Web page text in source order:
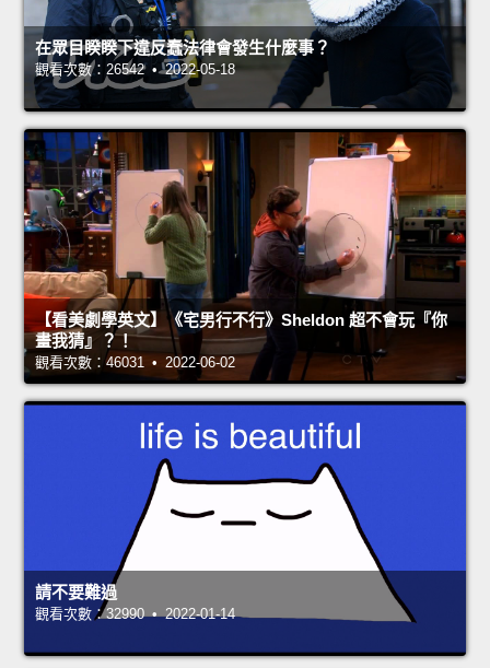
在眾目睽睽下違反蠢法律會發生什麼事？
觀看次數：26542 • 2022-05-18
【看美劇學英文】《宅男行不行》Sheldon 超不會玩『你
畫我猜』？！
觀看次數：46031 • 2022-06-02
請不要難過
觀看次數：32990 • 2022-01-14